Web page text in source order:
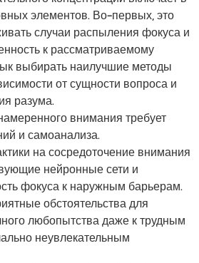
элементов. Во-первых, это
случаи распыления фокуса и
к рассматриваемому
выбирать наилучшие методы
от сущности вопроса и
разума.
внимания требует
и самоанализа.
на сосредоточение внимания
нейронные сети и
фокуса к наружным барьерам.
обстоятельства для
любопытства даже к трудным
неувлекательным